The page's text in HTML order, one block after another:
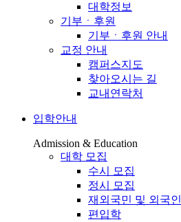
대학정보
기부ㆍ후원
기부ㆍ후원 안내
교정 안내
캠퍼스지도
찾아오시는 길
교내연락처
입학안내
Admission & Education
대학 모집
수시 모집
정시 모집
재외국민 및 외국인
편입학